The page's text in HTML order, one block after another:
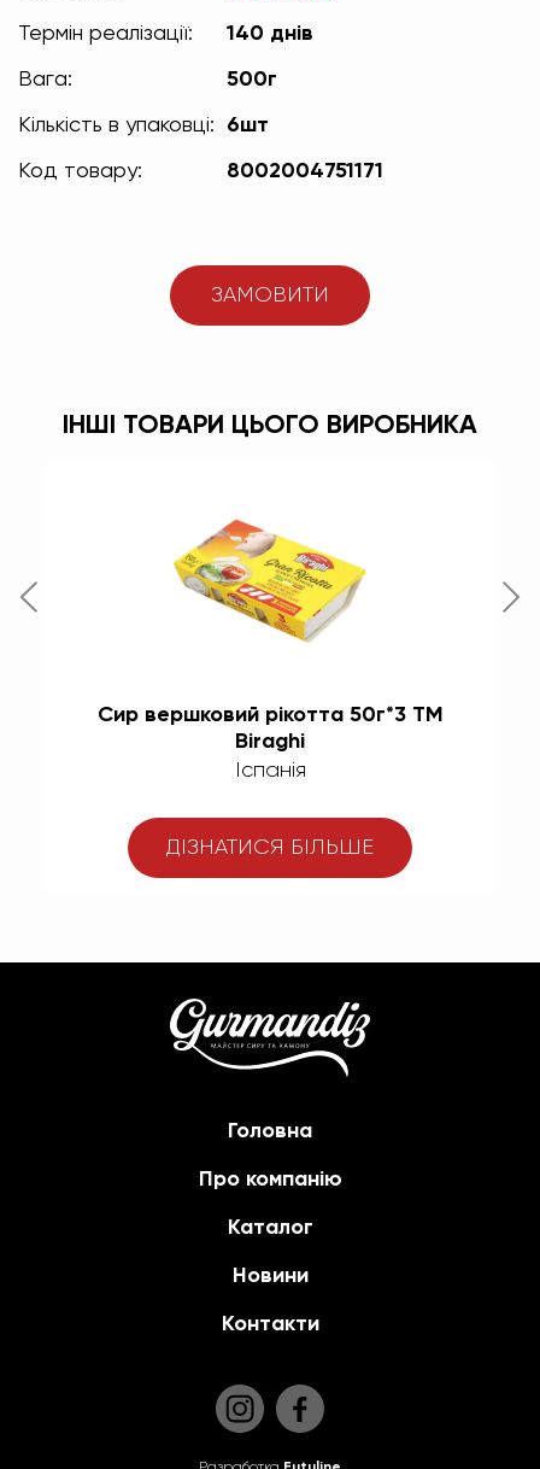
Термін реалізації: 140 днів
Вага: 500г
Кількість в упаковці: 6шт
Код товару: 8002004751171
ЗАМОВИТИ
ІНШІ ТОВАРИ ЦЬОГО ВИРОБНИКА
Сир вершковий рікотта 50г*3 TM
Biraghi
Іспанія
ДІЗНАТИСЯ БІЛЬШЕ
Головна
Про компанію
Каталог
Новини
Контакти